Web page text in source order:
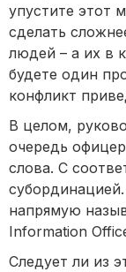
упустите этот
сделать
людей – а их в
будете один
конфликт
В целом,
очередь
слова. С
напрямую
Information
Следует ли из